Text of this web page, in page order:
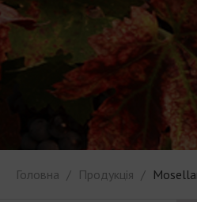
Головна Продукція